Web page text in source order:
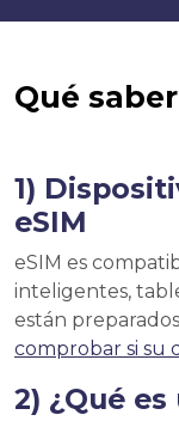
Qué
1)
eSIM
eSIM es
inteligentes,
están
comprobar si su
2) ¿Qué